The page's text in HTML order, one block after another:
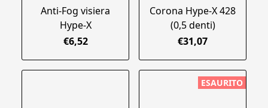
Anti-Fog visiera
Hype-X
€6,52
Corona Hype-X 428
(0,5 denti)
€31,07
ESAURITO